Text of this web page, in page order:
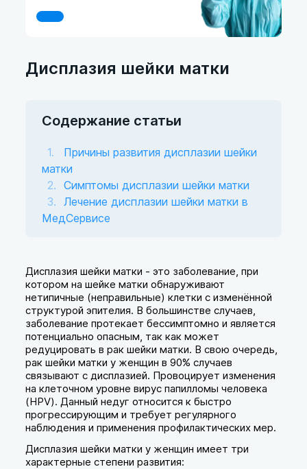
Дисплазия шейки матки
Содержание статьи
Причины развития дисплазии шейки
матки
Симптомы дисплазии шейки матки
Лечение дисплазии шейки матки в
МедСервисе
Дисплазия шейки матки - это заболевание, при
котором на шейке матки обнаруживают
нетипичные (неправильные) клетки с изменённой
структурой эпителия. В большинстве случаев,
заболевание протекает бессимптомно и является
потенциально опасным, так как может
редуцировать в рак шейки матки. В свою очередь,
рак шейки матки у женщин в 90% случаев
связывают с дисплазией. Провоцирует изменения
на клеточном уровне вирус папилломы человека
(HPV). Данный недуг относится к быстро
прогрессирующим и требует регулярного
наблюдения и применения профилактических мер.
Дисплазия шейки матки у женщин имеет три
характерные степени развития: